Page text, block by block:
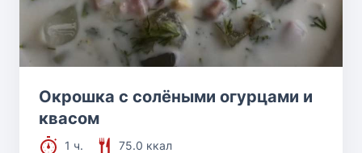
Окрошка с солёными огурцами и
квасом
1 ч.
75.0 ккал